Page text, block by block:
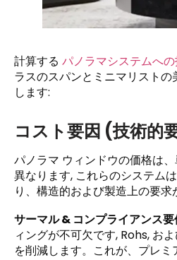
計算する パノラマシステムへ
ラスのスパンとミニマリスト
します:
コスト要因 (技術的
パノラマ ウィンドウの価格は
異なります, これらのシステム
り、構造的および製造上の要求
サーマル & コンプライアンス要
ィングが不可欠です, Rohs, お
を削減します。これが、プレ